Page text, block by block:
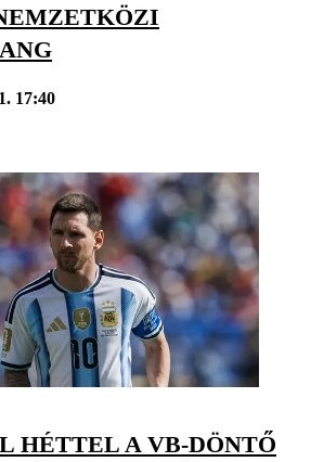
17:40
HÉTTEL A VB-DÖNTŐ